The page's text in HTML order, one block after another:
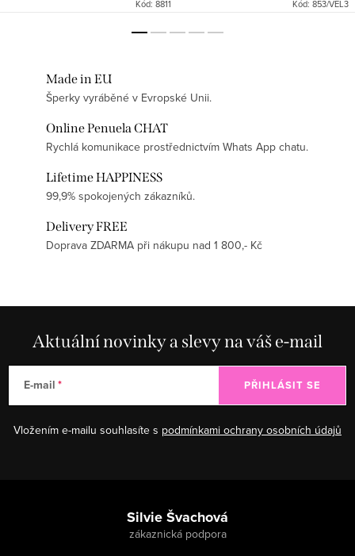
Kód: 8811 Kód: 853/VEL3
Made in EU
Šperky vyráběné v Evropské Unii.
Online Penuela CHAT
Rychlá komunikace prostřednictvím Whats App chatu.
Lifetime HAPPINESS
99,9% spokojených zákazníků.
Delivery FREE
Doprava ZDARMA při nákupu nad 1 800,- Kč
Aktuální novinky a slevy na váš e-mail
E-mail
Vložením e-mailu souhlasíte s podmínkami ochrany osobních údajů
PŘIHLÁSIT SE
Silvie Švachová